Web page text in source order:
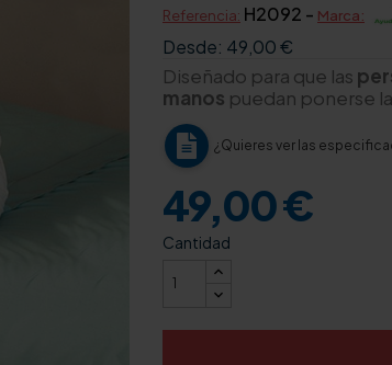
Referencia: H2092 - Marca:
Desde: 49,00 €
Diseñado para que las
manos puedan ponerse
¿Quieres ver las
49,00 €
Cantidad